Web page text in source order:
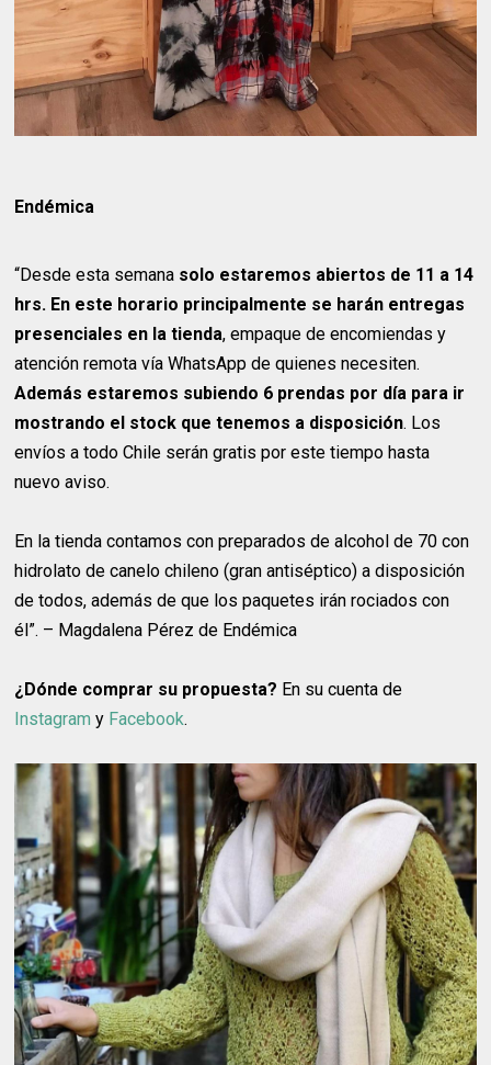
Endémica
“Desde esta semana solo estaremos abiertos de 11 a 14
hrs. En este horario principalmente se harán entregas
presenciales en la tienda, empaque de encomiendas y
atención remota vía WhatsApp de quienes necesiten.
Además estaremos subiendo 6 prendas por día para ir
mostrando el stock que tenemos a disposición. Los
envíos a todo Chile serán gratis por este tiempo hasta
nuevo aviso.
En la tienda contamos con preparados de alcohol de 70 con
hidrolato de canelo chileno (gran antiséptico) a disposición
de todos, además de que los paquetes irán rociados con
él”. – Magdalena Pérez de Endémica
¿Dónde comprar su propuesta? En su cuenta de
Instagram y Facebook.